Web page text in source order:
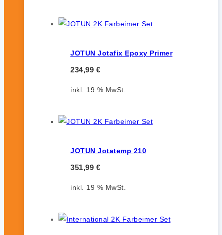
JOTUN Jotafix Epoxy Primer
234,99 €
inkl. 19 % MwSt.
JOTUN Jotatemp 210
351,99 €
inkl. 19 % MwSt.